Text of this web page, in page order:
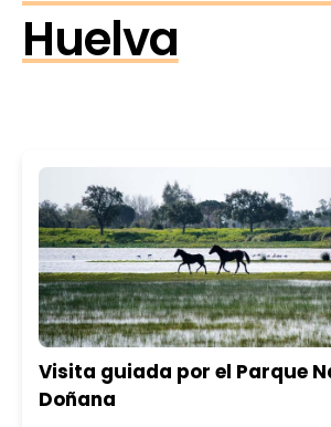
Huelva
Visita guiada por el Parque
Doñana